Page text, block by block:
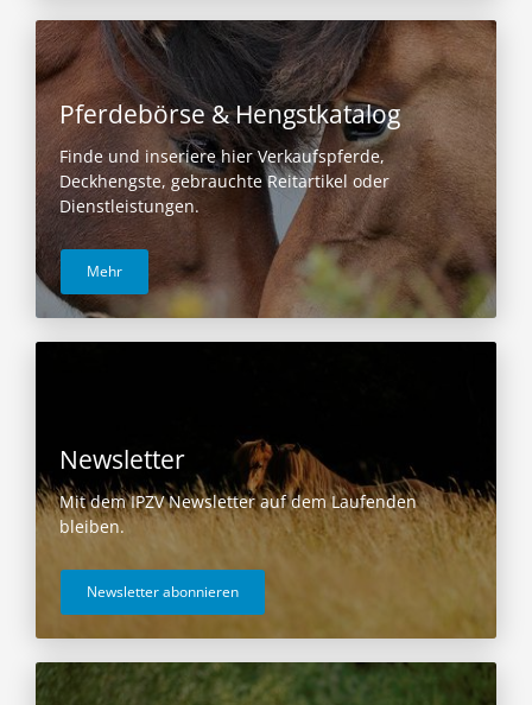
Pferdebörse & Hengstkatalog
Finde und inseriere hier Verkaufspferde,
Deckhengste, gebrauchte Reitartikel oder
Dienstleistungen.
Mehr
Newsletter
Mit dem IPZV Newsletter auf dem Laufenden
bleiben.
Newsletter abonnieren